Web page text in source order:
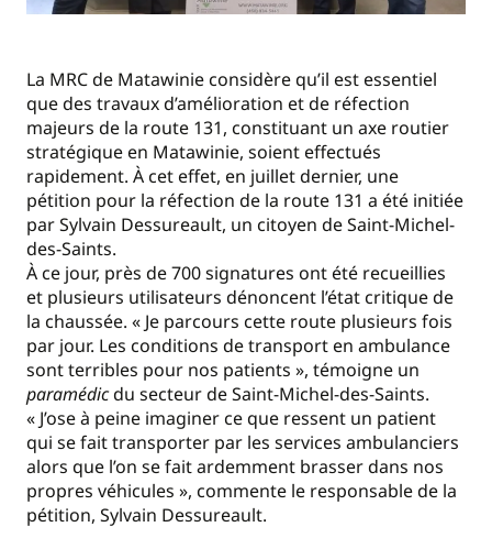
La MRC de Matawinie considère qu’il est essentiel
que des travaux d’amélioration et de réfection
majeurs de la route 131, constituant un axe routier
stratégique en Matawinie, soient effectués
rapidement. À cet effet, en juillet dernier, une
pétition pour la réfection de la route 131 a été initiée
par Sylvain Dessureault, un citoyen de Saint-Michel-
des-Saints.
À ce jour, près de 700 signatures ont été recueillies
et plusieurs utilisateurs dénoncent l’état critique de
la chaussée. « Je parcours cette route plusieurs fois
par jour. Les conditions de transport en ambulance
sont terribles pour nos patients », témoigne un
paramédicdu secteur de Saint-Michel-des-Saints.
« J’ose à peine imaginer ce que ressent un patient
qui se fait transporter par les services ambulanciers
alors que l’on se fait ardemment brasser dans nos
propres véhicules », commente le responsable de la
pétition, Sylvain Dessureault.